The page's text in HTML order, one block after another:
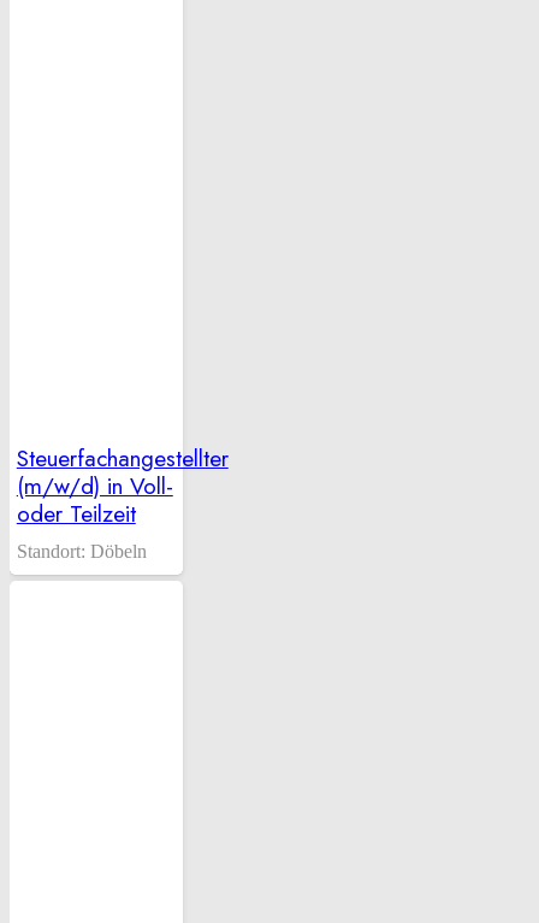
Steuerfachangestellter
(m/w/d) in Voll-
oder Teilzeit
Standort: Döbeln